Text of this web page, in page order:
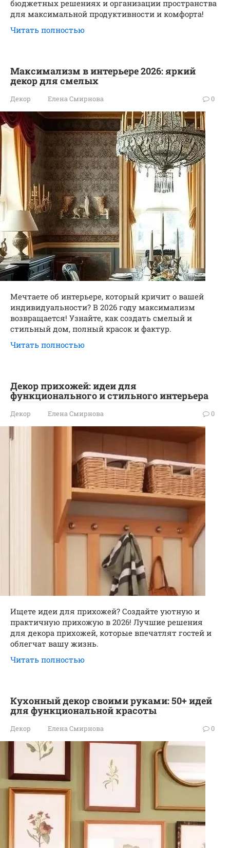
бюджетных решениях и организации пространства
для максимальной продуктивности и комфорта!
Читать полностью
Максимализм в интерьере 2026: яркий
декор для смелых
Декор Елена Смирнова 0
Мечтаете об интерьере, который кричит о вашей
индивидуальности? В 2026 году максимализм
возвращается! Узнайте, как создать смелый и
стильный дом, полный красок и фактур.
Читать полностью
Декор прихожей: идеи для
функционального и стильного интерьера
Декор Елена Смирнова 0
Ищете идеи для прихожей? Создайте уютную и
практичную прихожую в 2026! Лучшие решения
для декора прихожей, которые впечатлят гостей и
облегчат вашу жизнь.
Читать полностью
Кухонный декор своими руками: 50+ идей
для функциональной красоты
Декор Елена Смирнова 0